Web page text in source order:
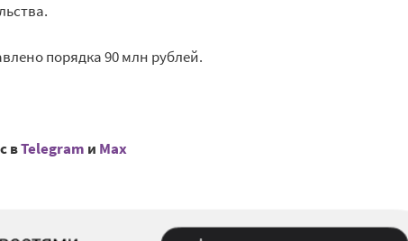
порядка 90 млн рублей.
вTelegram и Mах